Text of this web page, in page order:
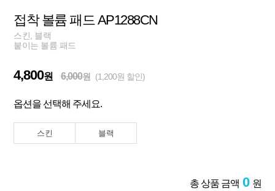
접착 볼륨 패드 AP1288CN
스킨, 블랙
붙이는 볼륨 패드
4,800원 6,000원 (1,200원 할인)
옵션을 선택해 주세요.
스킨 블랙
총 상품 금액 0 원